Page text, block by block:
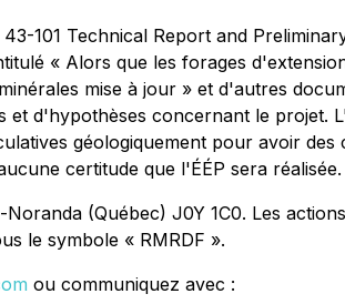
101 Technical Report and
« Alors que les forages
mise à jour » et d'autres
et d'hypothèses concernant le projet.
géologiquement pour avoir
certitude que l'ÉÉP sera réalisée.
(Québec) J0Y 1C0. Les
le symbole « RMRDF ».
ou communiquez avec :